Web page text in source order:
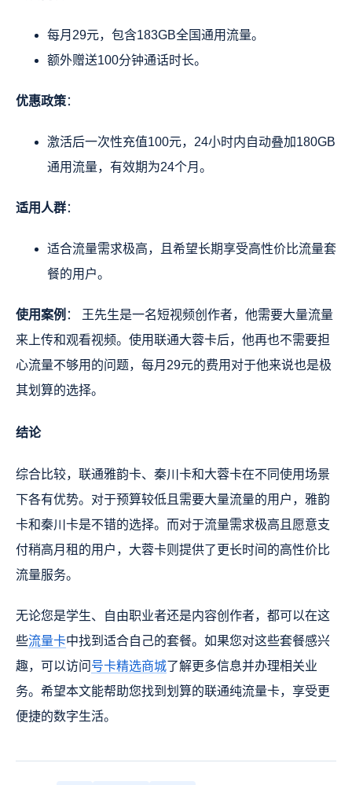
每月29元，包含183GB全国通用流量。
额外赠送100分钟通话时长。
优惠政策：
激活后一次性充值100元，24小时内自动叠加180GB
通用流量，有效期为24个月。
适用人群：
适合流量需求极高，且希望长期享受高性价比流量套
餐的用户。
使用案例 ： 王先生是一名短视频创作者，他需要大量流量
来上传和观看视频。使用联通大蓉卡后，他再也不需要担
心流量不够用的问题，每月29元的费用对于他来说也是极
其划算的选择。
结论
综合比较，联通雅韵卡、秦川卡和大蓉卡在不同使用场景
下各有优势。对于预算较低且需要大量流量的用户，雅韵
卡和秦川卡是不错的选择。而对于流量需求极高且愿意支
付稍高月租的用户，大蓉卡则提供了更长时间的高性价比
流量服务。
无论您是学生、自由职业者还是内容创作者，都可以在这
些流量卡中找到适合自己的套餐。如果您对这些套餐感兴
趣，可以访问 号卡精选商城了解更多信息并办理相关业
务。希望本文能帮助您找到划算的联通纯流量卡，享受更
便捷的数字生活。